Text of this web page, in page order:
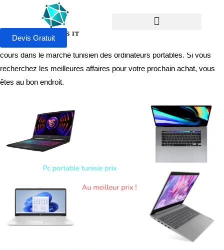
Devis Gratuit
Promotions de PC portables en Tunisie
guide exclusif . Nous sommes déterminés à vous fournir des
informations détaillées et à jour sur les offres promotionnelles en
cours dans le marché tunisien des ordinateurs portables. Si vous
recherchez les meilleures affaires pour votre prochain achat, vous
êtes au bon endroit.